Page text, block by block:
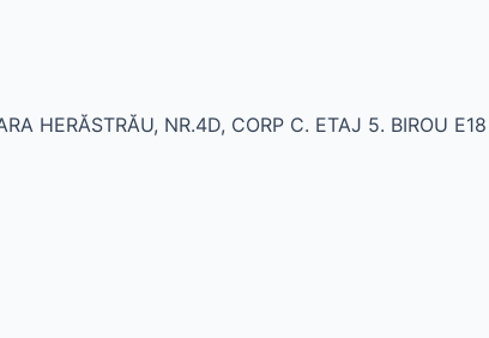
HERĂSTRĂU, NR.4D, CORP C. ETAJ 5. BIROU E18